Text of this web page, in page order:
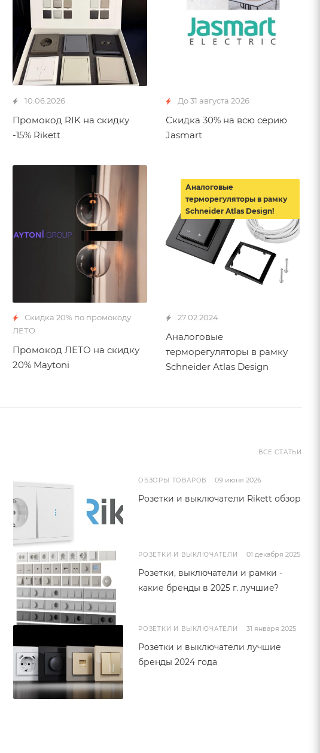
10.06.2026
Промокод RIK на скидку
-15% Rikett
До 31 августа 2026
Скидка 30% на всю серию
Jasmart
Скидка 20% по промокоду
ЛЕТО
Промокод ЛЕТО на скидку
20% Maytoni
27.02.2024
Аналоговые
терморегуляторы в рамку
Schneider Atlas Design
Аналоговые
терморегуляторы в рамку
Schneider Atlas Design!
ВСЕ СТАТЬИ
ОБЗОРЫ ТОВАРОВ 09 июня 2026
Розетки и выключатели Rikett обзор
РОЗЕТКИ И ВЫКЛЮЧАТЕЛИ 01 декабря 2025
Розетки, выключатели и рамки -
какие бренды в 2025 г. лучшие?
РОЗЕТКИ И ВЫКЛЮЧАТЕЛИ 31 января 2025
Розетки и выключатели лучшие
бренды 2024 года